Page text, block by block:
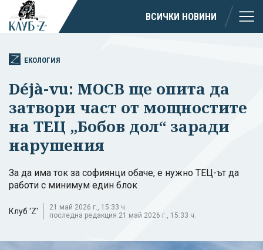
ВСИЧКИ НОВИНИ
ЕКОЛОГИЯ
Déjà-vu: МОСВ ще опита да
затвори част от мощностите
на ТЕЦ „Бобов дол“ заради
нарушения
За да има ток за софиянци обаче, е нужно ТЕЦ-ът да
работи с минимум един блок
Клуб 'Z'
21 май 2026 г., 15:33 ч.
последна редакция 21 май 2026 г., 15:33 ч.